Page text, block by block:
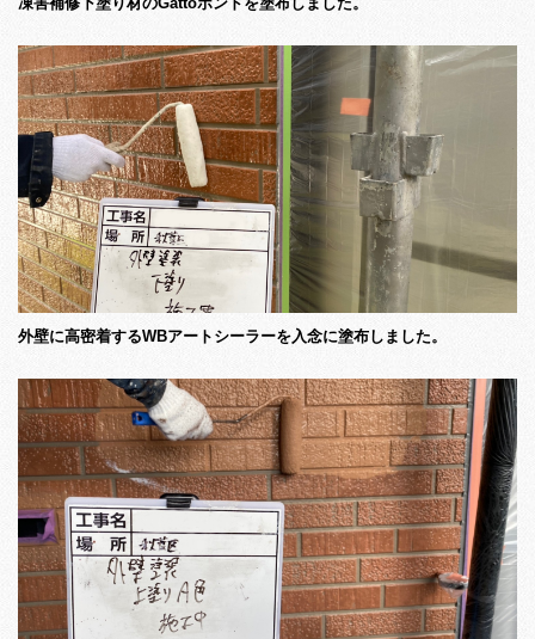
外壁に高密着するWBアートシーラーを入念に塗布しました。